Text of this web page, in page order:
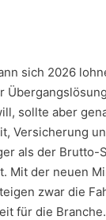
sich 2026
sollte aber
Versicherung
als der Brutto-
Mit der neuen
zwar die
für die Branche.